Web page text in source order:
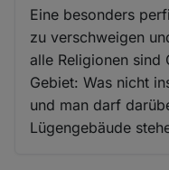
Eine besonders
zu verschweigen
alle Religionen sind
Gebiet: Was nicht
und man darf
Lügengebäude